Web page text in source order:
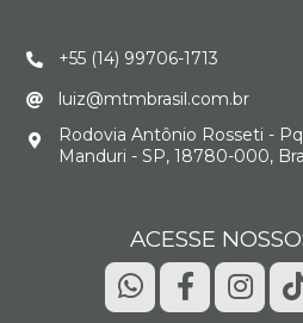
+55 (14) 99706-1713
luiz@mtmbrasil.com.br
Rodovia Antônio Rosseti -
Manduri - SP, 18780-000,
ACESSE